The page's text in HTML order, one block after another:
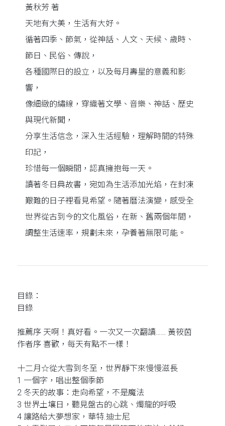
黃秋芳 著
天地有大美，生活有大好。
循著四季、節氣，從神話、人文、天候、歲時、
節日、民俗、傳說，
各種國際日的設立，以及每月壽星的意義和影
響，
像細緻的繡線，穿織著文學、音樂、神話、歷史
與現代新聞，
分享生活信念，深入生活經驗，理解時間的特殊
印記，
珍惜每一個瞬間，認真擁抱每一天。
讀著冬日典故書，宛如為生活添加光焰，在封凍
艱難的日子裡看見希望。隨著曆法演變，感受全
世界從古到今的文化風俗，在新、舊兩個年間，
調整生活速率，規劃未來，孕養著無限可能。
目錄：
目錄
推薦序 天啊！真好看。一次又一次翻讀…… 黃筱茵
作者序 喜歡，每天有點不一樣！
十二月☆從大雪到冬至，世界靜下來慢慢滋長
1 一個字，唱出整個季節
2 冬天的故事：走向希望，不是魔法
3 世界土壤日，聽見盤古的心跳、燭龍的呼吸
4 讓路給大夢想家，華特.迪士尼